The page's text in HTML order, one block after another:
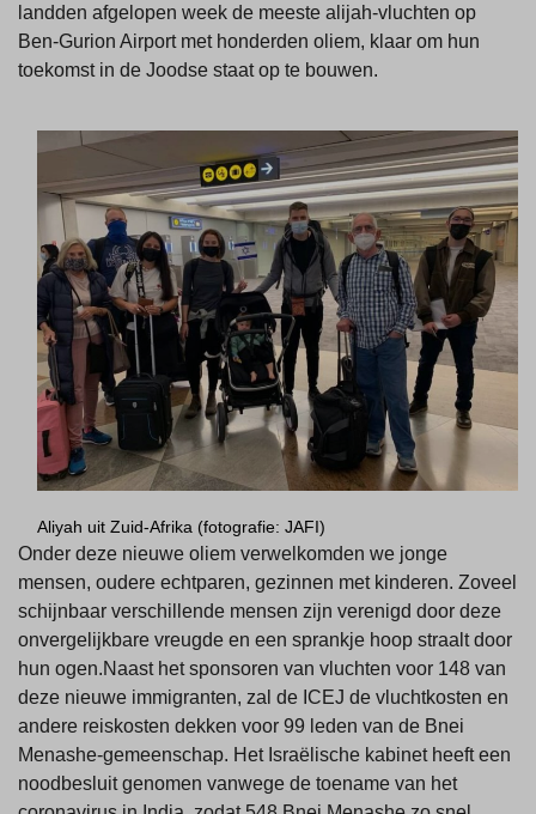
landden afgelopen week de meeste alijah-vluchten op
Ben-Gurion Airport met honderden oliem, klaar om hun
toekomst in de Joodse staat op te bouwen.
Aliyah uit Zuid-Afrika (fotografie: JAFI)
Onder deze nieuwe oliem verwelkomden we jonge
mensen, oudere echtparen, gezinnen met kinderen. Zoveel
schijnbaar verschillende mensen zijn verenigd door deze
onvergelijkbare vreugde en een sprankje hoop straalt door
hun ogen.Naast het sponsoren van vluchten voor 148 van
deze nieuwe immigranten, zal de ICEJ de vluchtkosten en
andere reiskosten dekken voor 99 leden van de Bnei
Menashe-gemeenschap. Het Israëlische kabinet heeft een
noodbesluit genomen vanwege de toename van het